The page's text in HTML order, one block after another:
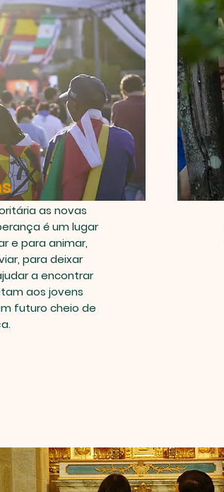
as novas
é um lugar
e para animar,
para deixar
a encontrar
aos jovens
futuro cheio de